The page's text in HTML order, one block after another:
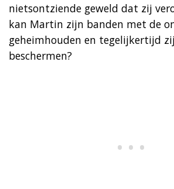
nietsontziende geweld dat zij
kan Martin zijn banden met de
geheimhouden en tegelijkertijd
beschermen?